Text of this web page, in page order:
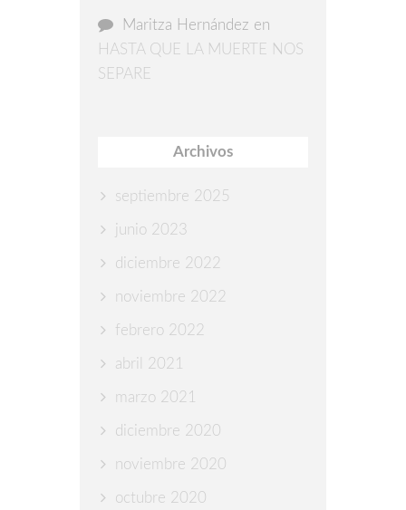
Maritza Hernández en
HASTA QUE LA MUERTE NOS
SEPARE
Archivos
septiembre 2025
junio 2023
diciembre 2022
noviembre 2022
febrero 2022
abril 2021
marzo 2021
diciembre 2020
noviembre 2020
octubre 2020